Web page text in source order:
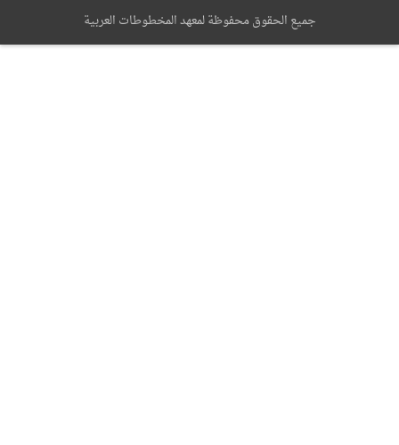
جميع الحقوق محفوظة لمعهد المخطوطات العربية